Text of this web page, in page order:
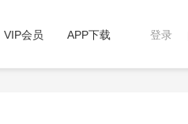
登录
VIP会员 APP下载